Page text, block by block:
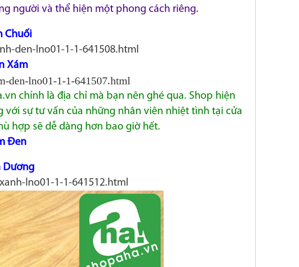
người và thể hiện một phong cách riêng.
Chuối
den-lno01-1-1-641508.html
Xám
den-lno01-1-1-641507.html
chính là địa chỉ mà bạn nên ghé qua. Shop hiện
với sự tư vấn của những nhân viên nhiệt tình tại cửa
hợp sẽ dễ dàng hơn bao giờ hết.
Đen
Dương
lno01-1-1-641512.html